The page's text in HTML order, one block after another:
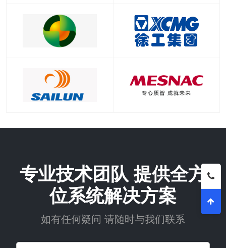
专业技术团队 提供全方
位系统解决方案
如有任何疑问 请随时与我们联系